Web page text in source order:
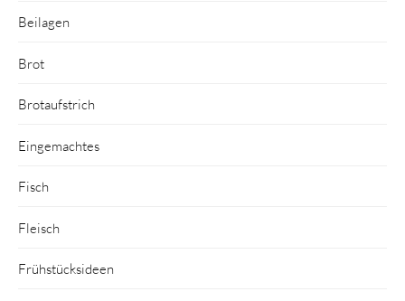
Beilagen
Brot
Brotaufstrich
Eingemachtes
Fisch
Fleisch
Frühstücksideen